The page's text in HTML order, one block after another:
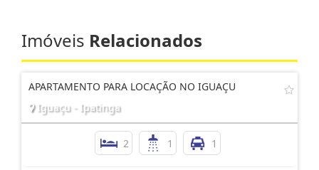
Imóveis Relacionados
APARTAMENTO PARA LOCAÇÃO NO IGUAÇU
Iguaçu - Ipatinga
2 1 1